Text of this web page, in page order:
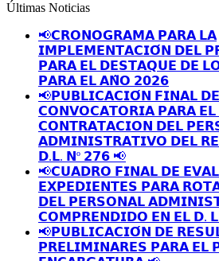
Últimas Noticias
📢𝗖𝗥𝗢𝗡𝗢𝗚𝗥𝗔𝗠𝗔 𝗣𝗔𝗥𝗔 𝗟𝗔
𝗜𝗠𝗣𝗟𝗘𝗠𝗘𝗡𝗧𝗔𝗖𝗜𝗢́𝗡 𝗗𝗘𝗟
𝗣𝗔𝗥𝗔 𝗘𝗟 𝗗𝗘𝗦𝗧𝗔𝗤𝗨𝗘 𝗗𝗘
𝗣𝗔𝗥𝗔 𝗘𝗟 𝗔𝗡̃𝗢 𝟮𝟬𝟮𝟲
📢𝗣𝗨𝗕𝗟𝗜𝗖𝗔𝗖𝗜𝗢́𝗡 𝗙𝗜𝗡𝗔𝗟
𝗖𝗢𝗡𝗩𝗢𝗖𝗔𝗧𝗢𝗥𝗜𝗔 𝗣𝗔𝗥𝗔
𝗖𝗢𝗡𝗧𝗥𝗔𝗧𝗔𝗖𝗜𝗢𝗡 𝗗𝗘𝗟
𝗔𝗗𝗠𝗜𝗡𝗜𝗦𝗧𝗥𝗔𝗧𝗜𝗩𝗢 𝗗𝗘𝗟
𝗗.𝗟. 𝗡º 𝟮𝟳𝟲 📢
📢𝗖𝗨𝗔𝗗𝗥𝗢 𝗙𝗜𝗡𝗔𝗟 𝗗𝗘
𝗘𝗫𝗣𝗘𝗗𝗜𝗘𝗡𝗧𝗘𝗦 𝗣𝗔𝗥𝗔
𝗗𝗘𝗟 𝗣𝗘𝗥𝗦𝗢𝗡𝗔𝗟
𝗖𝗢𝗠𝗣𝗥𝗘𝗡𝗗𝗜𝗗𝗢 𝗘𝗡 𝗘𝗟 𝗗.
📢𝗣𝗨𝗕𝗟𝗜𝗖𝗔𝗖𝗜𝗢́𝗡 𝗗𝗘
𝗣𝗥𝗘𝗟𝗜𝗠𝗜𝗡𝗔𝗥𝗘𝗦 𝗣𝗔𝗥𝗔 𝗘𝗟